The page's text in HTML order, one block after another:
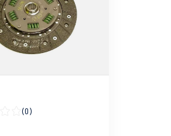
promedio de 0 de 5 estrellas
(0)